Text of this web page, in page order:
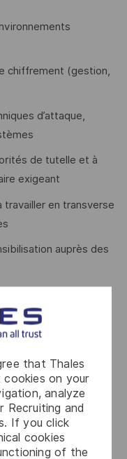
that Thales
on your
analyze
Recruiting and
If you click
cookies
of the
chiffrement (gestion,
d’attaque,
de tutelle et à
exigeant
travailler en transverse
auprès des
est notre
nous.
reconnait
notre meilleur
!